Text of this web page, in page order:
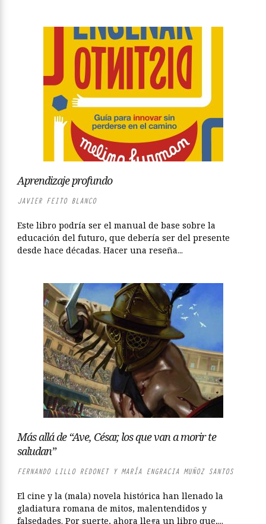
Aprendizaje profundo
JAVIER FEITO BLANCO
Este libro podría ser el manual de base sobre la
educación del futuro, que debería ser del presente
desde hace décadas. Hacer una reseña...
Más allá de “Ave, César, los que van a morir te
saludan”
FERNANDO LILLO REDONET Y MARÍA ENGRACIA MUÑOZ SANTOS
El cine y la (mala) novela histórica han llenado la
gladiatura romana de mitos, malentendidos y
falsedades. Por suerte, ahora llega un libro que,...